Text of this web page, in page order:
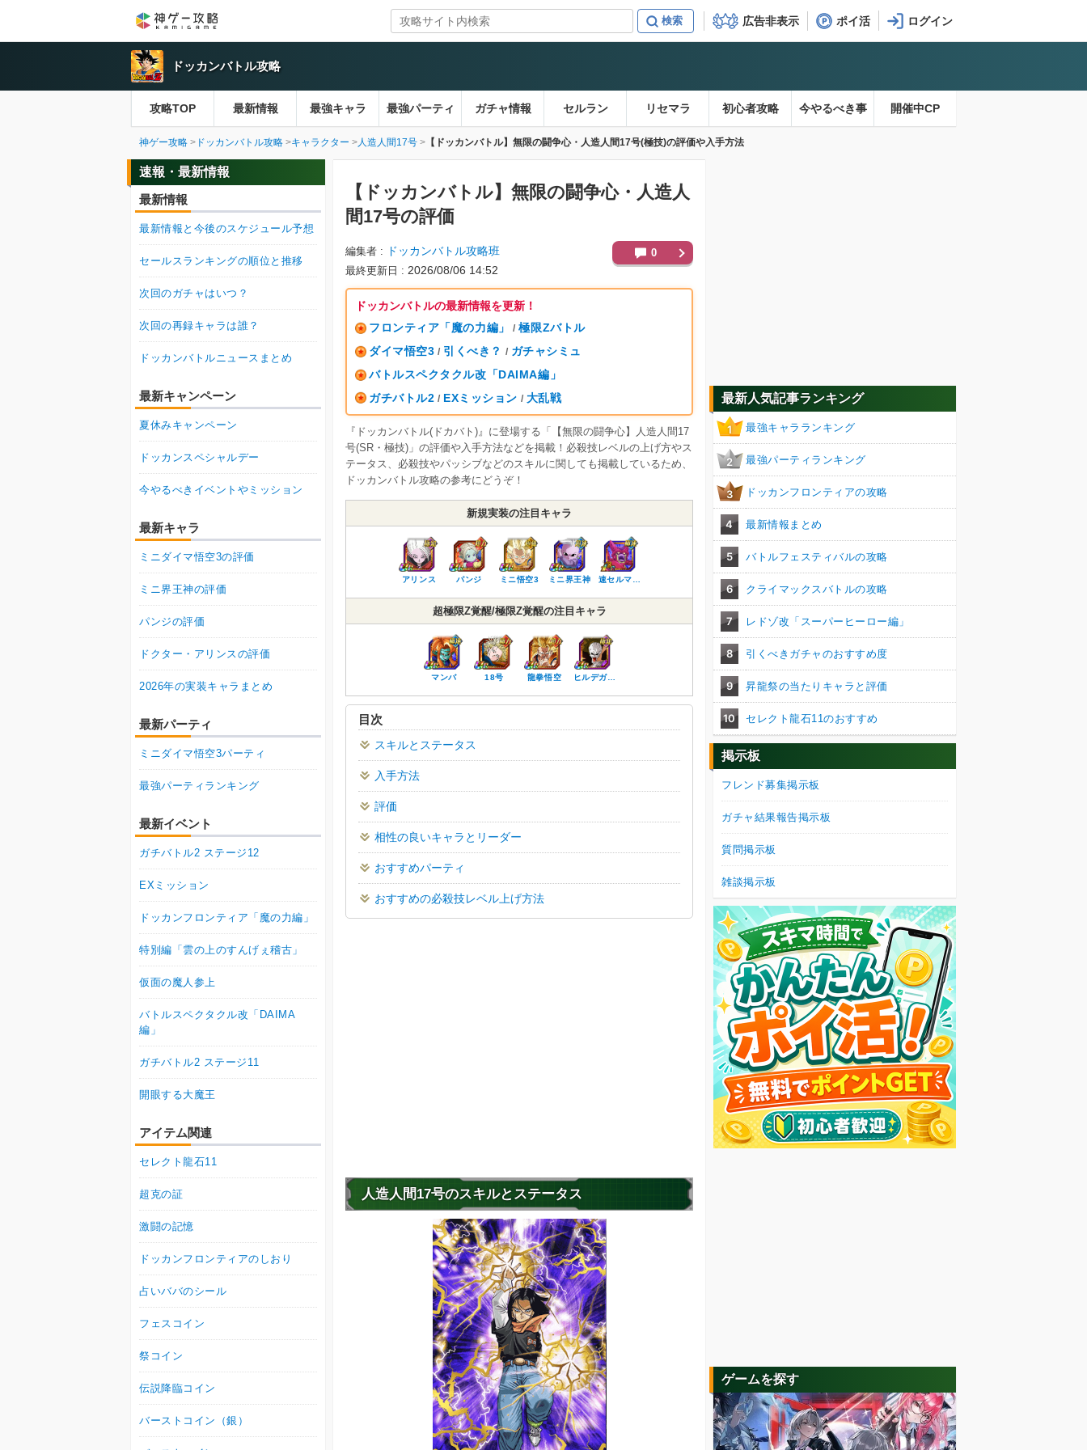
広告非表示 ポイ活
ドッカンバトル攻略
攻略TOP 最新情報 最強キャラ 最強パーティ ガチャ情報 セルラン リセマラ 初心者攻略 今やるべき事 開催中CP
神ゲー攻略 ドッカンバトル攻略 キャラクター 人造人間17号 【ドッカンバトル】無限の闘争心・人造人間17号(極技)の評価や入手方法
【ドッカンバトル】 無限の闘争心・人造人
間17号の評価
編集者 ドッカンバトル攻略班
最終更新日 2026/08/06 14:52
0
ドッカンバトルの最新情報を更新！
フロンティア「魔の力編」
/ 極限Zバトル
ダイマ悟空3 / 引くべき？ / ガチャシミュ
バトルスペクタクル改「DAIMA編」
ガチバトル2 / EXミッション / 大乱戦
『ドッカンバトル(ドカバト)』に登場する「【無限の闘争心】人造人間17
号(SR・極技)」の評価や入手方法などを掲載！必殺技レベルの上げ方やス
テータス、必殺技やパッシブなどのスキルに関しても掲載しているため、
ドッカンバトル攻略の参考にどうぞ！
新規実装の注目キャラ
アリンス パンジ ミニ悟空3 ミニ界王神 速セルマ…
超極限Z覚醒/極限Z覚醒の注目キャラ
マンバ 18号 龍拳悟空 ヒルデガ…
目次
スキルとステータス
入手方法
評価
相性の良いキャラとリーダー
おすすめパーティ
おすすめの必殺技レベル上げ方法
人造人間17号のスキルとステータス
最新人気記事ランキング
1 最強キャラランキング
2 最強パーティランキング
3 ドッカンフロンティアの攻略
4 最新情報まとめ
5 バトルフェスティバルの攻略
6 クライマックスバトルの攻略
7 レドゾ改「スーパーヒーロー編」
8 引くべきガチャのおすすめ度
9 昇龍祭の当たりキャラと評価
10 セレクト龍石11のおすすめ
掲示板
フレンド募集掲示板
ガチャ結果報告掲示板
質問掲示板
雑談掲示板
ゲームを探す
速報・最新情報
最新情報
最新情報と今後のスケジュール予想
セールスランキングの順位と推移
次回のガチャはいつ？
次回の再録キャラは誰？
ドッカンバトルニュースまとめ
最新キャンペーン
夏休みキャンペーン
ドッカンスペシャルデー
今やるべきイベントやミッション
最新キャラ
ミニダイマ悟空3の評価
ミニ界王神の評価
パンジの評価
ドクター・アリンスの評価
2026年の実装キャラまとめ
最新パーティ
ミニダイマ悟空3パーティ
最強パーティランキング
最新イベント
ガチバトル2 ステージ12
EXミッション
ドッカンフロンティア「魔の力編」
特別編「雲の上のすんげぇ稽古」
仮面の魔人参上
バトルスペクタクル改「DAIMA
編」
ガチバトル2 ステージ11
開眼する大魔王
アイテム関連
セレクト龍石11
超克の証
激闘の記憶
ドッカンフロンティアのしおり
占いババのシール
フェスコイン
祭コイン
伝説降臨コイン
バーストコイン（銀）